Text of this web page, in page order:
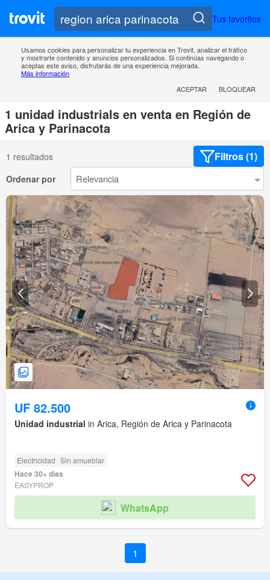
Tus favoritos
Usamos cookies para personalizar tu experiencia en Trovit, analizar el tráfico
y mostrarte contenido y anuncios personalizados. Si continúas navegando o
aceptas este aviso, disfrutarás de una experiencia mejorada.
Más información
ACEPTAR
BLOQUEAR
1 unidad industrials en venta en Región de
Arica y Parinacota
1 resultados Filtros (1)
Ordenar por
UF 82.500
Unidad industrial in Arica, Región de Arica y Parinacota
Electricidad Sin amueblar
Hace 30+ días
EASYPROP
WhatsApp
1